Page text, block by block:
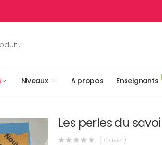
Niveaux A propos Enseignants
Les perles du
( 0 avis )